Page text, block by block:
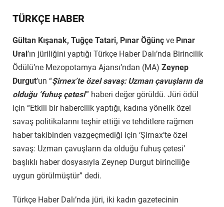
TÜRKÇE HABER
Gültan Kışanak, Tuğçe Tatari, Pınar Öğünç ve Pınar
Ural’ın jüriliğini yaptığı Türkçe Haber Dalı’nda Birincilik
Ödülü’ne Mezopotamya Ajansı’ndan (MA) Zeynep
Durgut’un “Şirnex’te özel savaş: Uzman çavuşların da
olduğu ‘fuhuş çetesi’” haberi değer görüldü. Jüri ödül
için “Etkili bir habercilik yaptığı, kadına yönelik özel
savaş politikalarını teşhir ettiği ve tehditlere rağmen
haber takibinden vazgeçmediği için ‘Şirnax’te özel
savaş: Uzman çavuşların da olduğu fuhuş çetesi’
başlıklı haber dosyasıyla Zeynep Durgut birinciliğe
uygun görülmüştür” dedi.
Türkçe Haber Dalı’nda jüri, iki kadın gazetecinin